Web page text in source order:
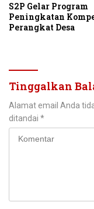
S2P Gelar Program
Peningkatan
Perangkat Desa
Tinggalkan
Alamat email Anda
ditandai *